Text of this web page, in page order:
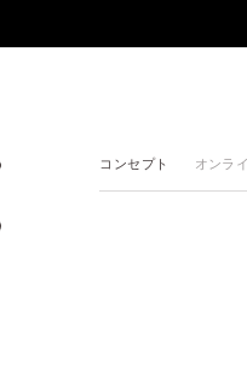
コンセプト オンラ